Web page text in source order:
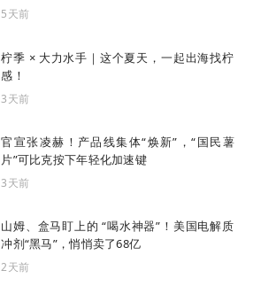
5天前
柠季 × 大力水手｜这个夏天，一起出海找柠
感！
3天前
官宣张凌赫！产品线集体“焕新”，“国民薯
片”可比克按下年轻化加速键
3天前
山姆、盒马盯上的 “喝水神器”！美国电解质
冲剂“黑马”，悄悄卖了68亿
2天前